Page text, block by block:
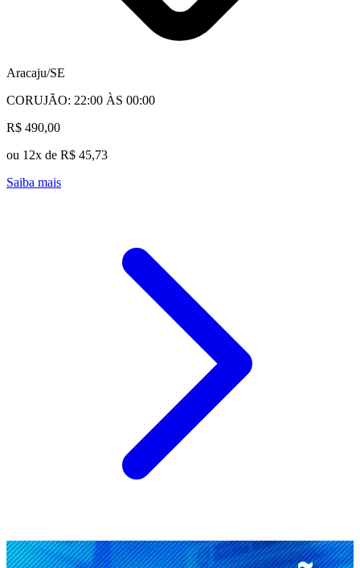
Aracaju/SE
CORUJÃO: 22:00 ÀS 00:00
R$ 490,00
ou 12x de R$ 45,73
Saiba mais